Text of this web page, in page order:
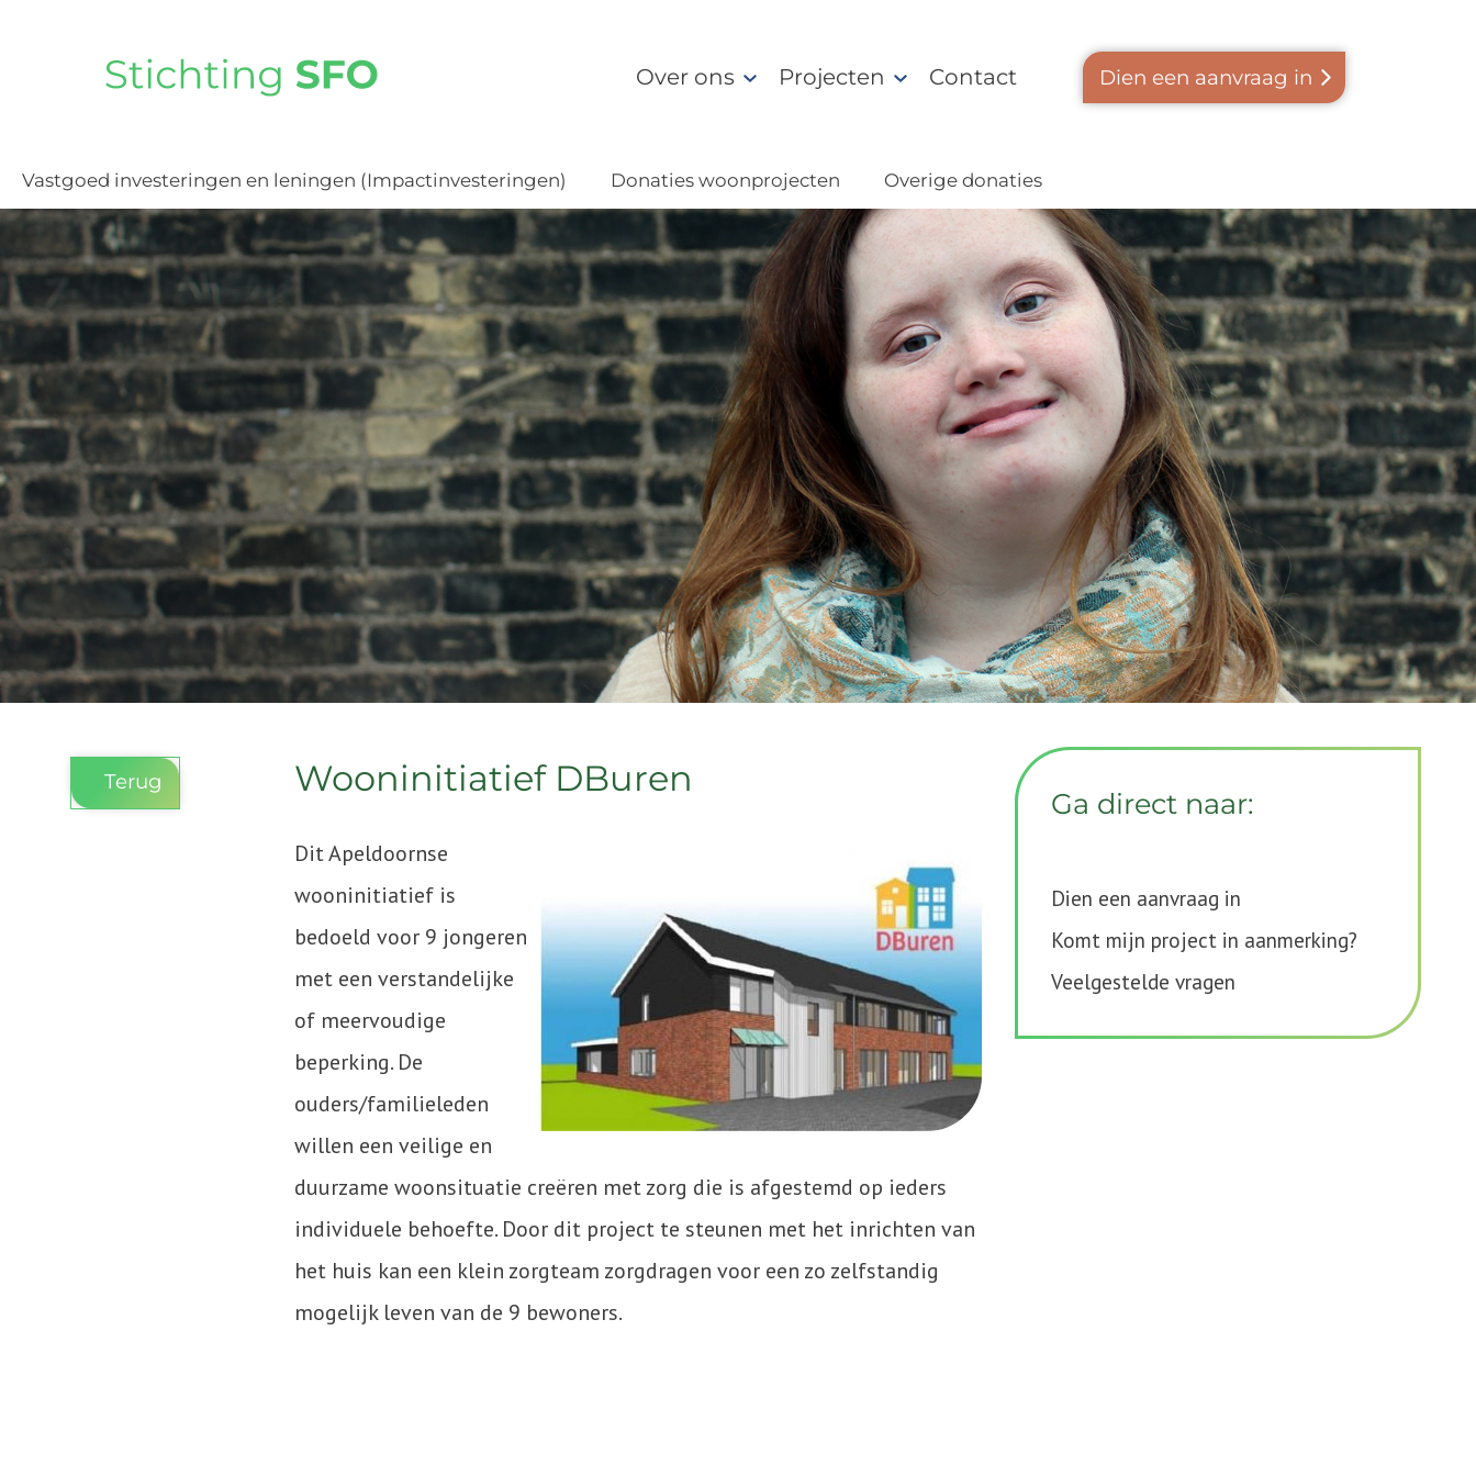
Over ons Projecten Contact Dien een aanvraag in
Vastgoed investeringen en leningen (Impactinvesteringen) Donaties woonprojecten Overige donaties
Terug Wooninitiatief DBuren
Dit Apeldoornse
wooninitiatief is
bedoeld voor 9 jongeren
met een verstandelijke
of meervoudige
beperking. De
ouders/familieleden
willen een veilige en
duurzame woonsituatie creëren met zorg die is afgestemd op ieders
individuele behoefte. Door dit project te steunen met het inrichten van
het huis kan een klein zorgteam zorgdragen voor een zo zelfstandig
mogelijk leven van de 9 bewoners.
Ga direct naar:
Dien een aanvraag in
Komt mijn project in aanmerking?
Veelgestelde vragen